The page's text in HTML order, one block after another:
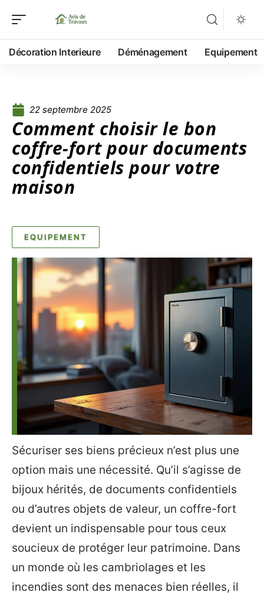
Décoration Interieure Déménagement Equipement
22 septembre 2025
Comment choisir le bon
coffre-fort pour documents
confidentiels pour votre
maison
EQUIPEMENT
Sécuriser ses biens précieux n’est plus une
option mais une nécessité. Qu’il s’agisse de
bijoux hérités, de documents confidentiels
ou d’autres objets de valeur, un coffre-fort
devient un indispensable pour tous ceux
soucieux de protéger leur patrimoine. Dans
un monde où les cambriolages et les
incendies sont des menaces bien réelles, il